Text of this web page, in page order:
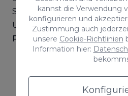
kannst die Verwendung
konfigurieren und
Zustimmung auch
unsere Cookie-Richtlinien
Information hier:
Sie sind sehr nützlich,
Unternehmen haben und
Region positionieren
.il: Israel
.co.uk: Großbritannien